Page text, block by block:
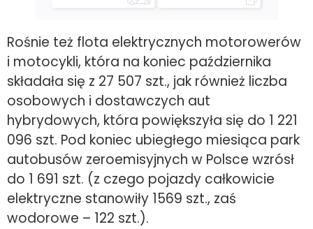
Rośnie też flota elektrycznych motorowerów
i motocykli, która na koniec października
składała się z 27 507 szt., jak również liczba
osobowych i dostawczych aut
hybrydowych, która powiększyła się do 1 221
096 szt. Pod koniec ubiegłego miesiąca park
autobusów zeroemisyjnych w Polsce wzrósł
do 1 691 szt. (z czego pojazdy całkowicie
elektryczne stanowiły 1569 szt., zaś
wodorowe – 122 szt.).